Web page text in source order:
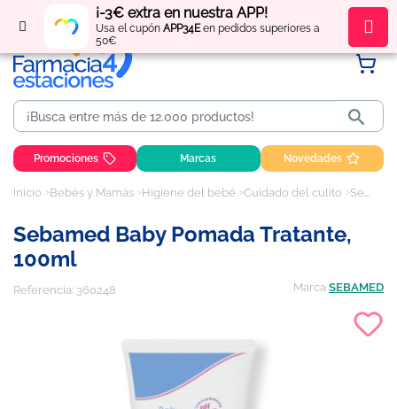
¡-3€ extra en nuestra APP!
Usa el cupón APP34Een pedidos superiores a
50€
Regístratey obténpuntos por tus compras

Promociones Marcas Novedades
Inicio Bebés y Mamás Higiene del bebé Cuidado del culito Sebamed Baby Pomada Tratante, 100ml
Sebamed Baby Pomada Tratante,
100ml
Referencia: 360248 Marca SEBAMED